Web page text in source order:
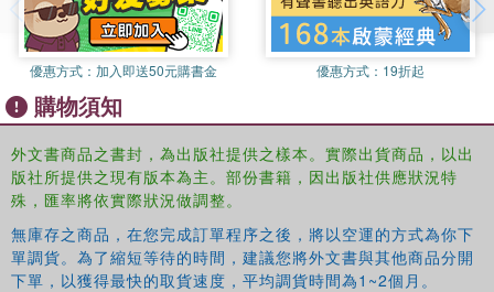
arguments by nine important thinkers. This book will be of
interest to psychotherapists, analytical psychologists,
psychoanalysts, psychodrama practitioners, drama
優惠方式： 加入即送50元購書金 優惠方式： 19折起
購物須知
外文書商品之書封，為出版社提供之樣本。實際出貨商品，以出
版社所提供之現有版本為主。部份書籍，因出版社供應狀況特
殊，匯率將依實際狀況做調整。
無庫存之商品，在您完成訂單程序之後，將以空運的方式為你下
單調貨。為了縮短等待的時間，建議您將外文書與其他商品分開
下單，以獲得最快的取貨速度，平均調貨時間為1~2個月。